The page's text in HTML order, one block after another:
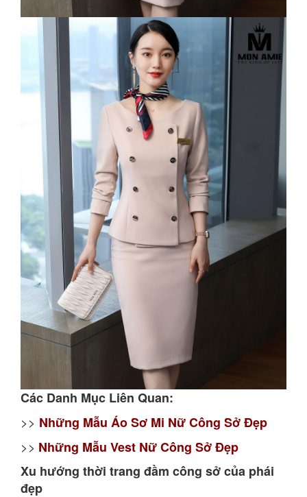
Các Danh Mục Liên Quan:
>> Những Mẫu Áo Sơ Mi Nữ Công Sở Đẹp
>> Những Mẫu Vest Nữ Công Sở Đẹp
Xu hướng thời trang đầm công sở của phái
đẹp